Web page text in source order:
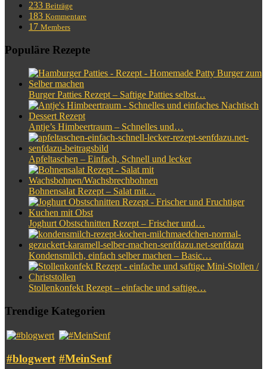
233 Beiträge
183 Kommentare
17 Members
Populäre Rezepte
Burger Patties Rezept – Saftige Patties selbst…
Antje’s Himbeertraum – Schnelles und…
Apfeltaschen – Einfach, Schnell und lecker
Bohnensalat Rezept – Salat mit…
Joghurt Obstschnitten Rezept – Frischer und…
Kondensmilch, einfach selber machen – Basic…
Stollenkonfekt Rezept – einfache und saftige…
Trendige Kategorien
#blogwert #MeinSenf